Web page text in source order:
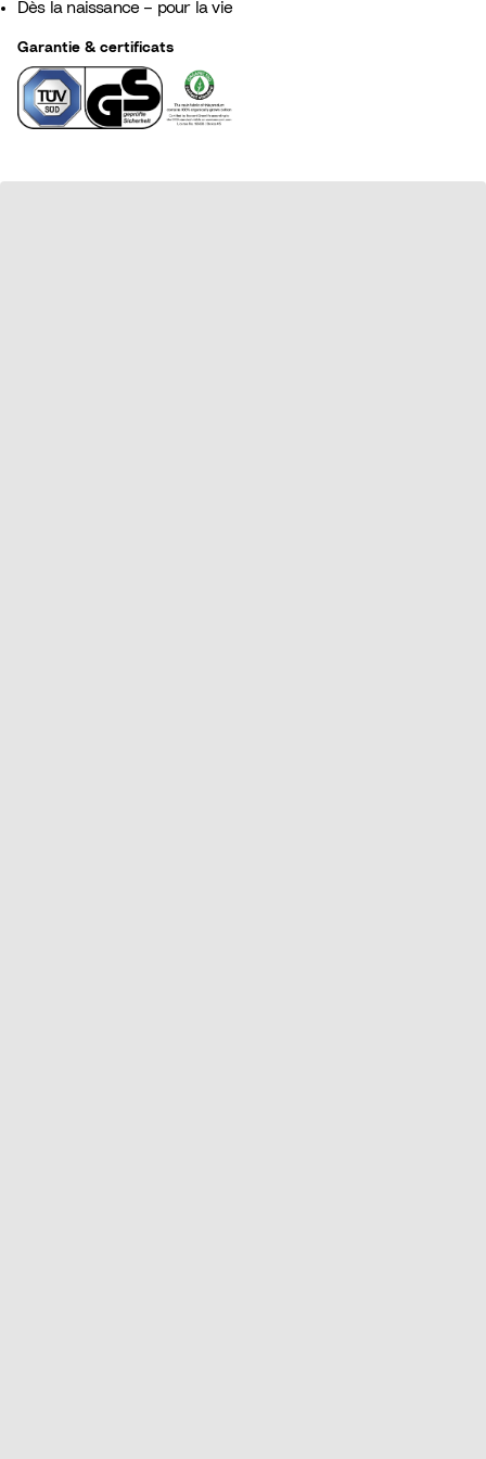
Dès la naissance – pour la vie
Garantie & certificats